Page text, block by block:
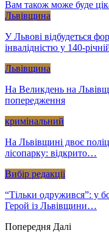
Вам також може буде
Львівщина
У Львові відбудеться
інвалідністю у 140-
Львівщина
На Великдень на
попередження
кримінальний
На Львівщині двоє
лісопарку: відкрито…
Вибір редакції
“Тільки одружився”: у
Герой із Львівщини…
Попередня Далі